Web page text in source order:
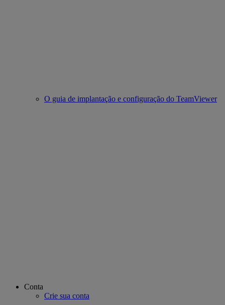
O guia de implantação e configuração do TeamViewer
Conta
Crie sua conta